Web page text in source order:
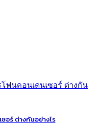
ซอร์ ต่างกันอย่างไร